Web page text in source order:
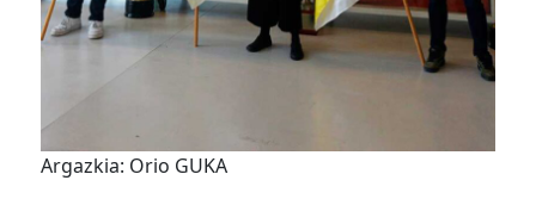
Argazkia: Orio GUKA